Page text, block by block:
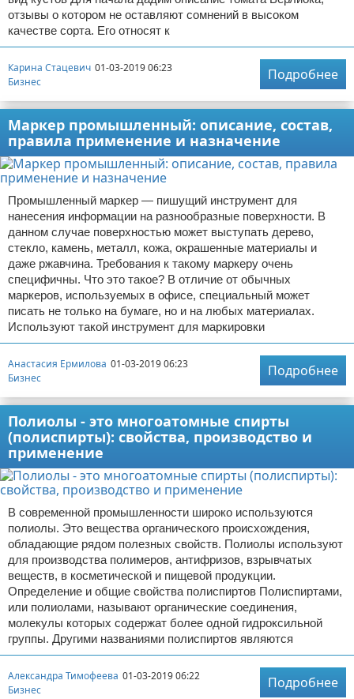
отзывы о котором не оставляют сомнений в высоком
качестве сорта. Его относят к
Карина Стацевич 01-03-2019 06:23
Бизнес
Подробнее
Маркер промышленный: описание, состав,
правила применение и назначение
Промышленный маркер — пишущий инструмент для
нанесения информации на разнообразные поверхности. В
данном случае поверхностью может выступать дерево,
стекло, камень, металл, кожа, окрашенные материалы и
даже ржавчина. Требования к такому маркеру очень
специфичны. Что это такое? В отличие от обычных
маркеров, используемых в офисе, специальный может
писать не только на бумаге, но и на любых материалах.
Используют такой инструмент для маркировки
Анастасия Ермилова 01-03-2019 06:23
Бизнес
Подробнее
Полиолы - это многоатомные спирты
(полиспирты): свойства, производство и
применение
В современной промышленности широко используются
полиолы. Это вещества органического происхождения,
обладающие рядом полезных свойств. Полиолы используют
для производства полимеров, антифризов, взрывчатых
веществ, в косметической и пищевой продукции.
Определение и общие свойства полиспиртов Полиспиртами,
или полиолами, называют органические соединения,
молекулы которых содержат более одной гидроксильной
группы. Другими названиями полиспиртов являются
Александра Тимофеева 01-03-2019 06:22
Бизнес
Подробнее